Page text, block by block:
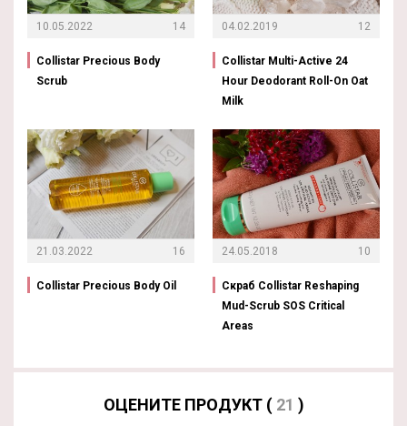
10.05.2022 14
Collistar Precious Body
Scrub
21.03.2022 16
Collistar Precious Body Oil
04.02.2019 12
Collistar Multi-Active 24
Hour Deodorant Roll-On Oat
Milk
24.05.2018 10
Скраб Collistar Reshaping
Mud-Scrub SOS Critical
Areas
ОЦЕНИТЕ ПРОДУКТ ( 21 )